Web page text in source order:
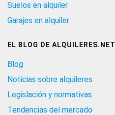
Suelos en alquiler
Garajes en alquiler
EL BLOG DE ALQUILERES.NET
Blog
Noticias sobre alquileres
Legislación y normativas
Tendencias del mercado